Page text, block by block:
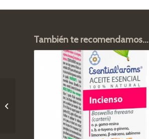
También te recomendamos…
ACEITE ESENCIAL
AEBBD – Ravintsara